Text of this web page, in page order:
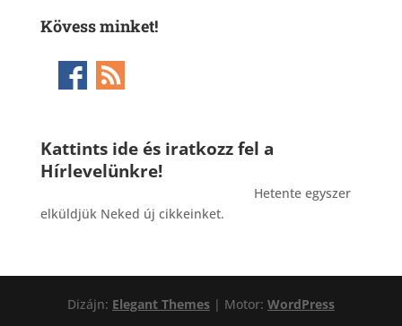
Kövess minket!
Kattints ide és iratkozz fel a
Hírlevelünkre!
Hetente egyszer
elküldjük Neked új cikkeinket.
Dizájn: Elegant Themes| Motor: WordPress